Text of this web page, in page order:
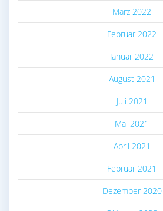
März 2022
Februar 2022
Januar 2022
August 2021
Juli 2021
Mai 2021
April 2021
Februar 2021
Dezember 2020